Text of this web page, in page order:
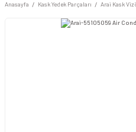
Anasayfa Kask Yedek Parçaları Arai Kask